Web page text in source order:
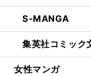
S-MANGA
集英社コミック
女性マンガ